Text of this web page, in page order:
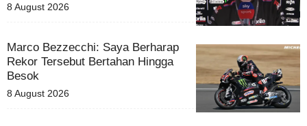
8 August 2026
Marco Bezzecchi: Saya Berharap
Rekor Tersebut Bertahan Hingga
Besok
8 August 2026